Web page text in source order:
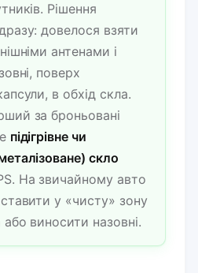
Рішення
довелося взяти
антенами і
поверх
в обхід скла.
за броньовані
підігрівне чи
скло
На звичайному авто
у «чисту» зону
або виносити назовні.